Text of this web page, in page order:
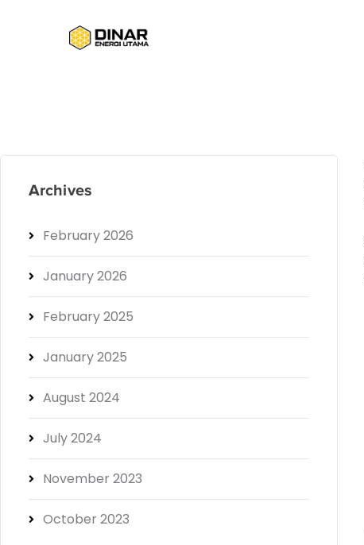
Archives
February 2026
January 2026
February 2025
January 2025
August 2024
July 2024
November 2023
October 2023